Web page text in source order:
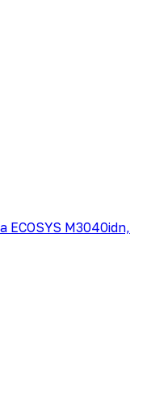
ECOSYS M3040idn,